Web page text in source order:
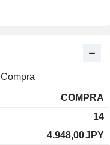
Compra
COMPRA
14
4.948,00JPY